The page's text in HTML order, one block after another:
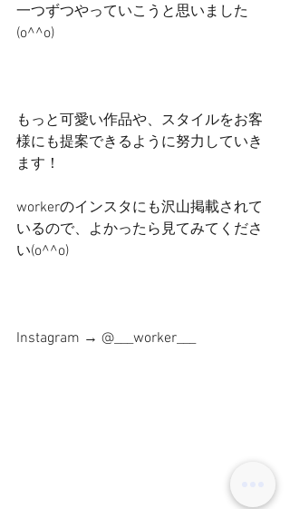
一つずつやっていこうと思いました
(o^^o)
もっと可愛い作品や、スタイルをお客
様にも提案できるように努力していき
ます！
workerのインスタにも沢山掲載されて
いるので、よかったら見てみてくださ
い(o^^o)
Instagram → @___worker___